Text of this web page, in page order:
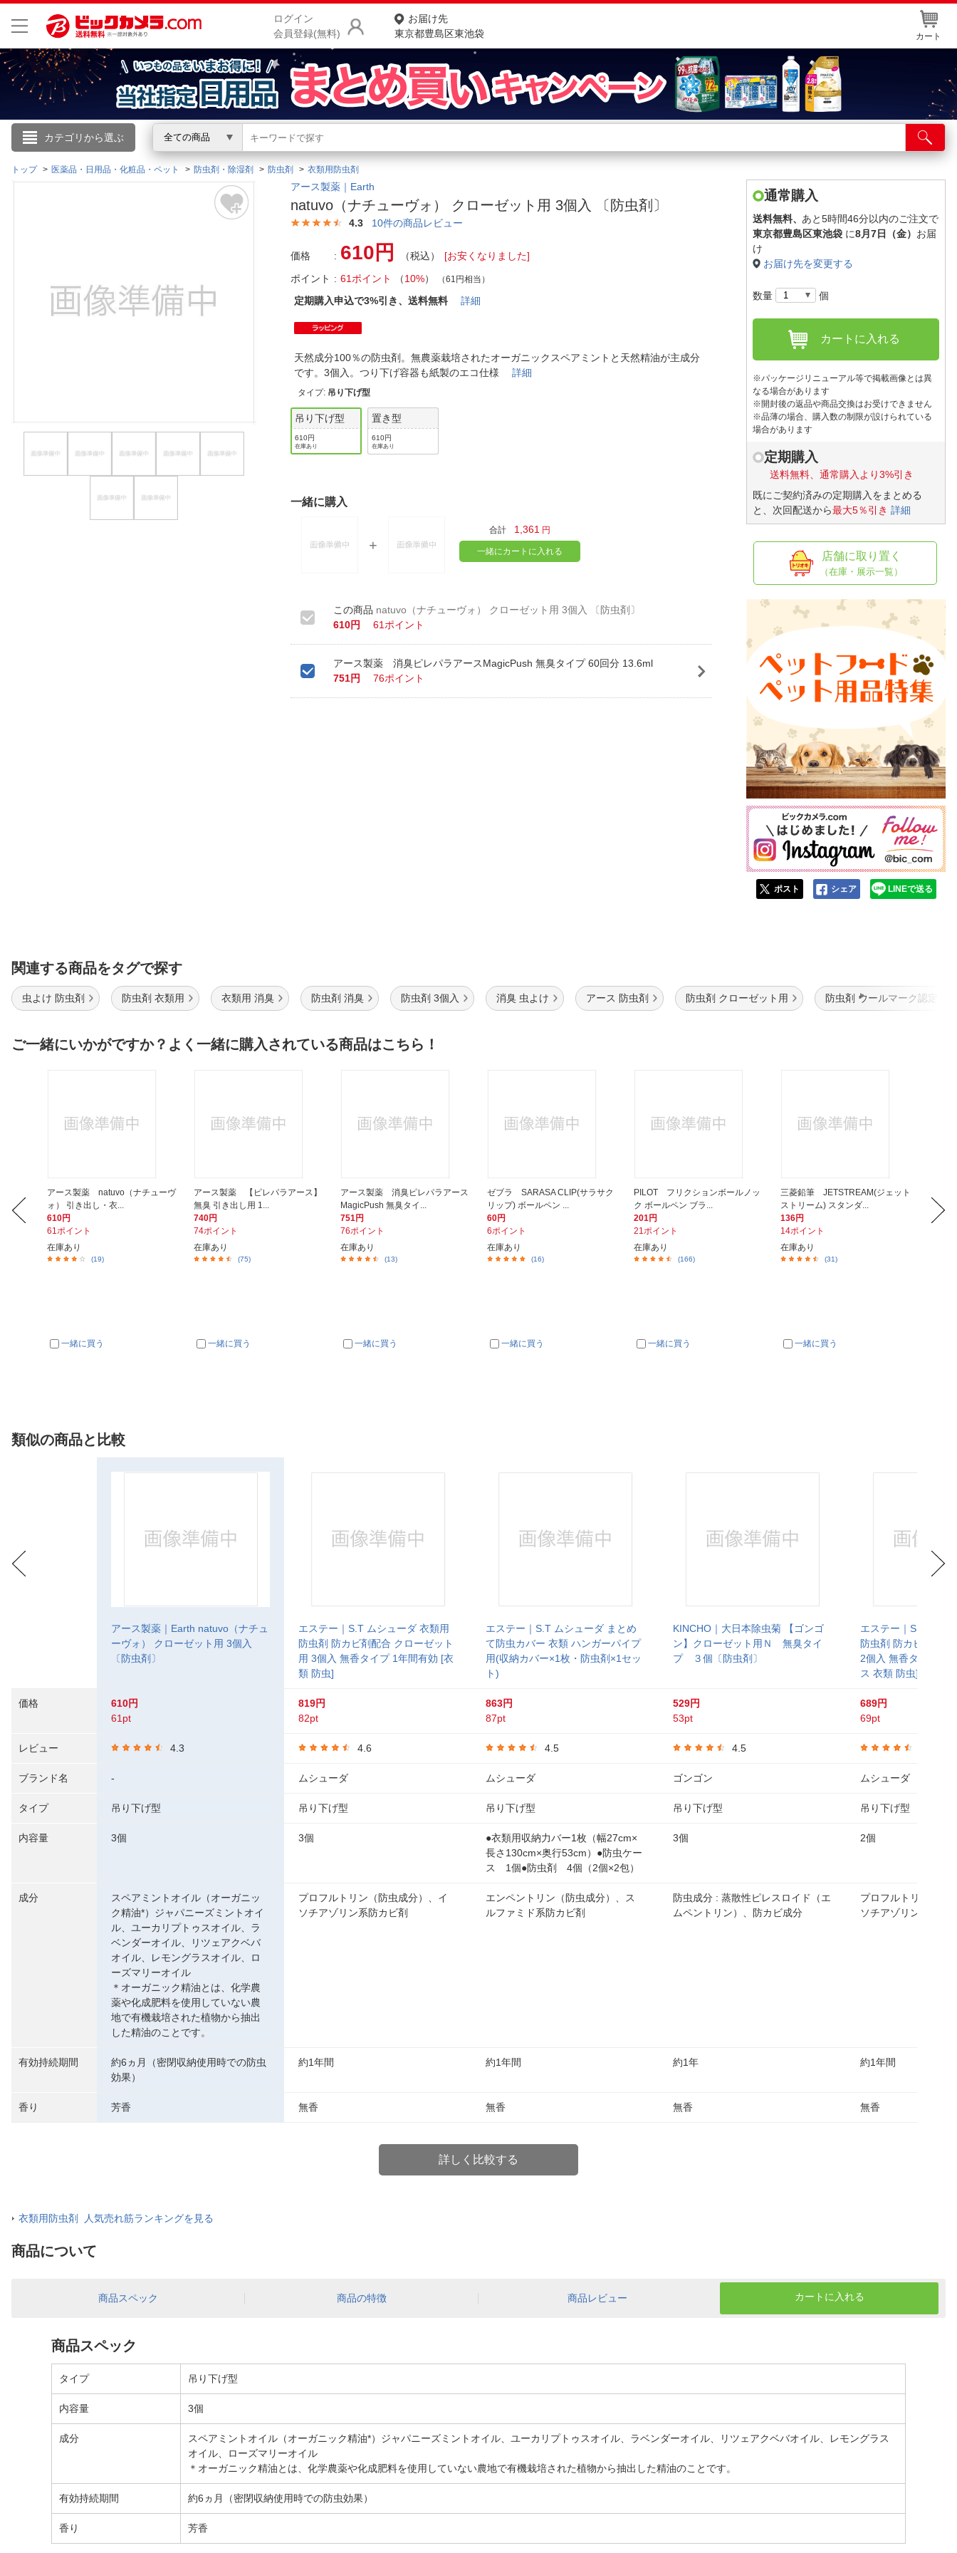
ログイン
会員登録(無料)
お届け先
東京都豊島区東池袋
カート
カテゴリから選ぶ 全ての商品
こんにちは
ログイン
閲覧履歴
商品をさがす
ランキングからさがす
カテゴリ一覧からさがす
お客様サポート
ご利用ガイド
ご利用規約
店舗サービス
ネット取り置き
店舗情報・店舗一覧
トップ 医薬品・日用品・化粧品・ペット 防虫剤・除湿剤 防虫剤 衣類用防虫剤
アース製薬｜Earth
natuvo（ナチューヴォ） クローゼット用 3個入 〔防虫剤〕
4.3 10件の商品レビュー
価格 610円 （税込）
[お安くなりました]
ポイント
61ポイント （10%） （61円相当）
定期購入申込で3%引き、送料無料詳細
天然成分100％の防虫剤。無農薬栽培されたオーガニックスペアミントと天然精油が主成分
です。3個入。つり下げ容器も紙製のエコ仕様詳細
タイプ: 吊り下げ型
吊り下げ型
610円
在庫あり
置き型
610円
在庫あり
一緒に購入
合計 1,361 円
一緒にカートに入れる
natuvo（ナチューヴォ） クローゼット用 3個入 〔防虫剤〕
610円
61ポイント
アース製薬 消臭ピレパラアースMagicPush 無臭タイプ 60回分 13.6ml
751円
76ポイント
通常購入
送料無料、 あと5時間46分以内のご注文で
東京都豊島区東池袋 に8月7日（金） お届
け
お届け先を変更する
数量 個
カートに入れる
※パッケージリニューアル等で掲載画像とは異
なる場合があります
※開封後の返品や商品交換はお受けできません
※品薄の場合、購入数の制限が設けられている
場合があります
定期購入
送料無料、通常購入より3%引き
既にご契約済みの定期購入をまとめる
と、次回配送から最大5％引き 詳細
店舗に取り置く
（在庫・展示一覧）
ポスト シェア LINEで送る
関連する商品をタグで探す
虫よけ 防虫剤 防虫剤 衣類用 衣類用 消臭 防虫剤 消臭 防虫剤 3個入 消臭 虫よけ アース 防虫剤 防虫剤 クローゼット用 防虫剤 ウールマーク認定
ご一緒にいかがですか？よく一緒に購入されている商品はこちら！
アース製薬 natuvo（ナチューヴ
ォ） 引き出し・衣...
610円
61ポイント
在庫あり
(19)
一緒に買う
アース製薬 【ピレパラアース】
無臭 引き出し用 1...
740円
74ポイント
在庫あり
(75)
一緒に買う
アース製薬 消臭ピレパラアース
MagicPush 無臭タイ...
751円
76ポイント
在庫あり
(13)
一緒に買う
ゼブラ SARASA CLIP(サラサク
リップ) ボールペン ...
60円
6ポイント
在庫あり
(16)
一緒に買う
PILOT フリクションボールノッ
ク ボールペン ブラ...
201円
21ポイント
在庫あり
(166)
一緒に買う
三菱鉛筆 JETSTREAM(ジェット
ストリーム) スタンダ...
136円
14ポイント
在庫あり
(31)
一緒に買う
187円
類似の商品と比較
価格
レビュー
ブランド名
タイプ
内容量
成分
有効持続期間
香り
アース製薬｜Earth natuvo（ナチュ
ーヴォ） クローゼット用 3個入
〔防虫剤〕
610円
61pt
4.3
-
吊り下げ型
3個
スペアミントオイル（オーガニッ
ク精油*）ジャパニーズミントオイ
ル、ユーカリプトゥスオイル、ラ
ベンダーオイル、リツェアクベバ
オイル、レモングラスオイル、ロ
ーズマリーオイル
＊オーガニック精油とは、化学農
薬や化成肥料を使用していない農
地で有機栽培された植物から抽出
した精油のことです。
約6ヵ月（密閉収納使用時での防虫
効果）
芳香
エステー｜S.T ムシューダ 衣類用
防虫剤 防カビ剤配合 クローゼット
用 3個入 無香タイプ 1年間有効 [衣
類 防虫]
819円
82pt
4.6
ムシューダ
吊り下げ型
3個
プロフルトリン（防虫成分）、イ
ソチアゾリン系防カビ剤
約1年間
無香
エステー｜S.T ムシューダ まとめ
て防虫カバー 衣類 ハンガーパイプ
用(収納カバー×1枚・防虫剤×1セッ
ト)
863円
87pt
4.5
ムシューダ
吊り下げ型
●衣類用収納力バー1枚（幅27cm×
長さ130cm×奥行53cm）●防虫ケー
ス 1個●防虫剤 4個（2個×2包）
エンペントリン（防虫成分）、ス
ルファミド系防カビ剤
約1年間
無香
KINCHO｜大日本除虫菊 【ゴンゴ
ン】クローゼット用Ｎ 無臭タイ
プ ３個〔防虫剤〕
529円
53pt
4.5
ゴンゴン
吊り下げ型
3個
防虫成分 : 蒸散性ピレスロイド（エ
ムペントリン）、防カビ成分
約1年
無香
エステー｜S.T ムシ
防虫剤 防カビ剤配合
2個入 無香タイプ 1
ス 衣類 防虫]
689円
69pt
ムシューダ
吊り下げ型
2個
プロフルトリン（防
ソチアゾリン系防カ
約1年間
無香
詳しく比較する
衣類用防虫剤 人気売れ筋ランキングを見る
商品について
カートに入れる
商品スペック 商品の特徴 商品レビュー
商品スペック
タイプ 吊り下げ型
内容量 3個
成分
スペアミントオイル（オーガニック精油*）ジャパニーズミントオイル、ユーカリプトゥスオイル、ラベンダーオイル、リツェアクベバオイル、レモングラス
オイル、ローズマリーオイル
＊オーガニック精油とは、化学農薬や化成肥料を使用していない農地で有機栽培された植物から抽出した精油のことです。
有効持続期間 約6ヵ月（密閉収納使用時での防虫効果）
香り 芳香